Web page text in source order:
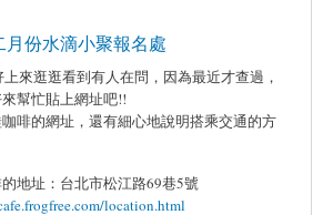
月份水滴小聚報名處
上來逛逛看到有人在問，因為最近才查過，
幫忙貼上網址吧!!
啡的網址，還有細心地說明搭乘交通的方
地址：台北市松江路69巷5號
location.html